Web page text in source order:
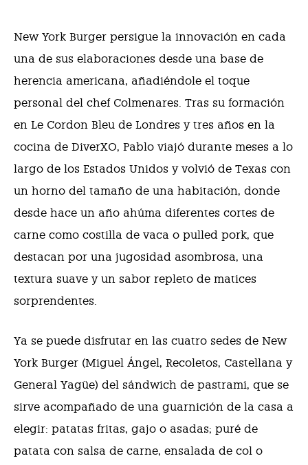
New York Burger persigue la innovación en cada
una de sus elaboraciones desde una base de
herencia americana, añadiéndole el toque
personal del chef Colmenares. Tras su formación
en Le Cordon Bleu de Londres y tres años en la
cocina de DiverXO, Pablo viajó durante meses a lo
largo de los Estados Unidos y volvió de Texas con
un horno del tamaño de una habitación, donde
desde hace un año ahúma diferentes cortes de
carne como costilla de vaca o pulled pork, que
destacan por una jugosidad asombrosa, una
textura suave y un sabor repleto de matices
sorprendentes.
Ya se puede disfrutar en las cuatro sedes de New
York Burger (Miguel Ángel, Recoletos, Castellana y
General Yagüe) del sándwich de pastrami, que se
sirve acompañado de una guarnición de la casa a
elegir: patatas fritas, gajo o asadas; puré de
patata con salsa de carne, ensalada de col o